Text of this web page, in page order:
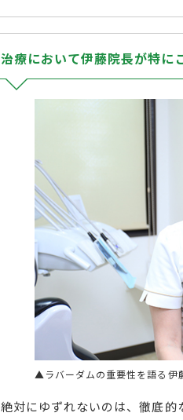
治療において伊藤院長が特に
▲ラバーダムの重要性を語る伊
絶対にゆずれないのは、徹底